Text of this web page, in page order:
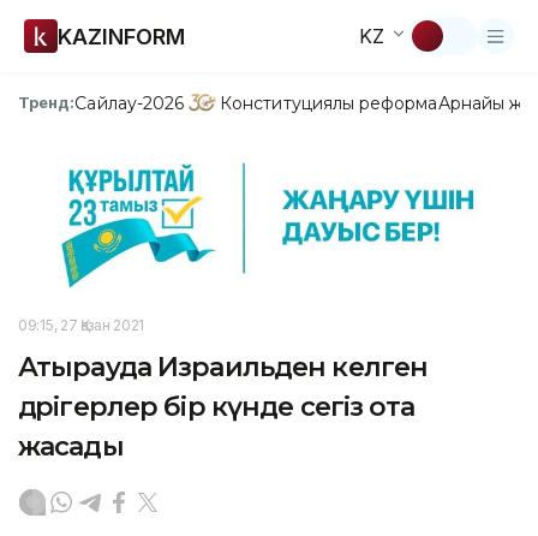
KAZINFORM KZ
Тренд:Сайлау-2026 Конституциялық реформаАрнайы
09:15, 27 Қазан 2021
Атырауда Израильден келген
дәрігерлер бір күнде сегіз ота
жасады